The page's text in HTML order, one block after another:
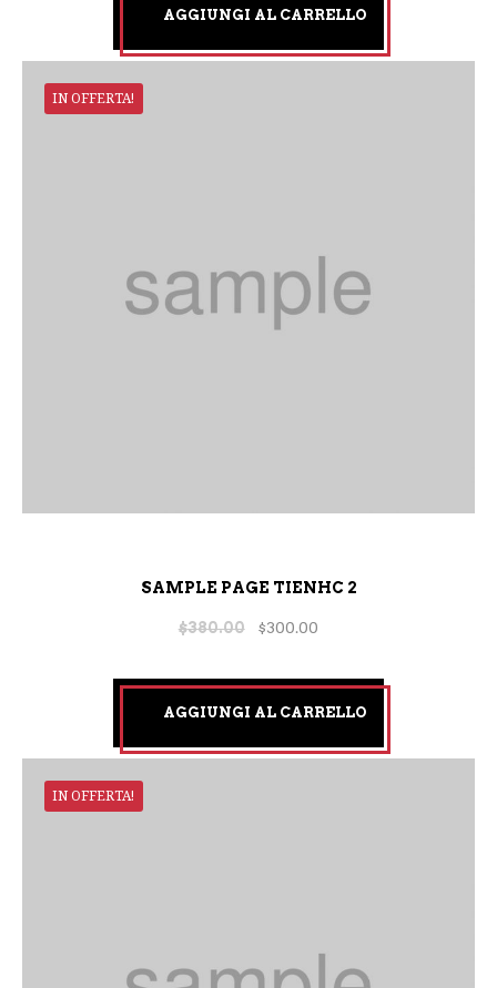
AGGIUNGI AL CARRELLO
IN OFFERTA!
SAMPLE PAGE TIENHC 2
$380.00 $300.00
AGGIUNGI AL CARRELLO
IN OFFERTA!